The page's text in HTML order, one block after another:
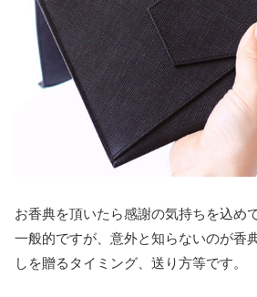
お香典を頂いたら感謝の気持ちを込め
一般的ですが、意外と知らないのが香
しを贈るタイミング、送り方等です。